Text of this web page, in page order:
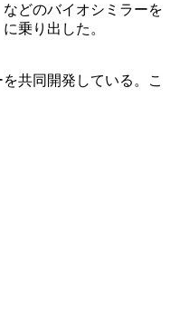
どのバイオシミラーを
乗り出した。
共同開発している。こ